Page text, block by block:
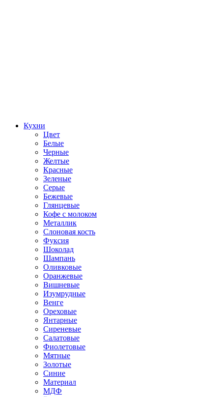
Кухни
Цвет
Белые
Черные
Желтые
Красные
Зеленые
Серые
Бежевые
Глянцевые
Кофе с молоком
Металлик
Слоновая кость
Фуксия
Шоколад
Шампань
Оливковые
Оранжевые
Вишневые
Изумрудные
Венге
Ореховые
Янтарные
Сиреневые
Салатовые
Фиолетовые
Мятные
Золотые
Синие
Материал
МДФ